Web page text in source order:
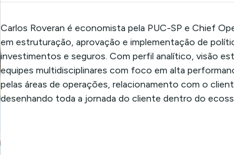
Carlos Roveran é economista pela PUC-SP e Chief
em estruturação, aprovação e implementação de
investimentos e seguros. Com perfil analítico, visão
equipes multidisciplinares com foco em alta
pelas áreas de operações, relacionamento com o
desenhando toda a jornada do cliente dentro do